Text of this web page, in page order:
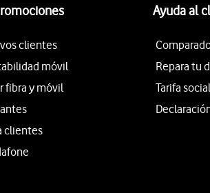
clientes
móvil
fibra y móvil
clientes
Ayuda al
Repara tu
Tarifa social